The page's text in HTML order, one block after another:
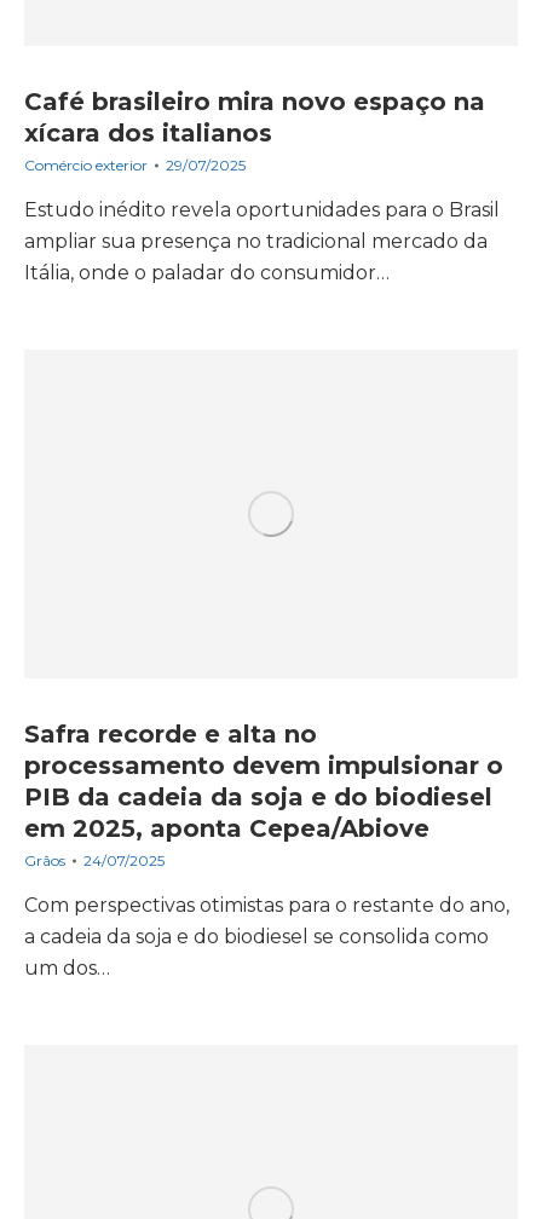
Café brasileiro mira novo espaço na
xícara dos italianos
Comércio exterior 29/07/2025
Estudo inédito revela oportunidades para o Brasil
ampliar sua presença no tradicional mercado da
Itália, onde o paladar do consumidor…
Safra recorde e alta no
processamento devem impulsionar o
PIB da cadeia da soja e do biodiesel
em 2025, aponta Cepea/Abiove
Grãos 24/07/2025
Com perspectivas otimistas para o restante do ano,
a cadeia da soja e do biodiesel se consolida como
um dos…